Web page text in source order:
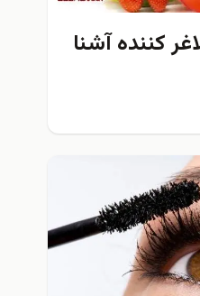
آشنا